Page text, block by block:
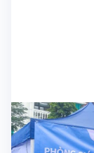
Nhà
Nexta